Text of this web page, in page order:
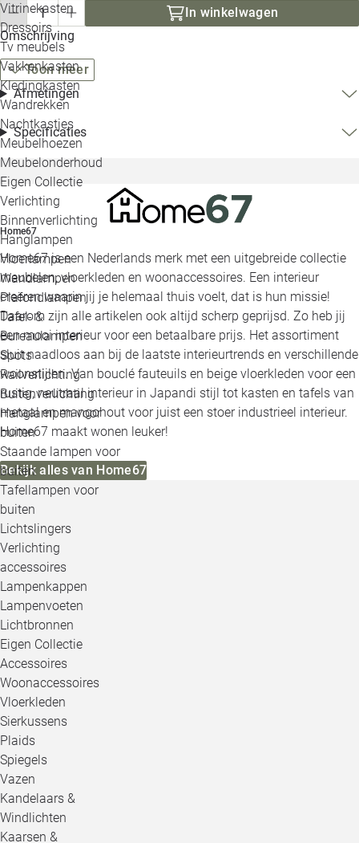
Vitrinekasten
Dressoirs
Tv meubels
Vakkenkasten
Kledingkasten
Wandrekken
Nachtkastjes
Meubelhoezen
Meubelonderhoud
Eigen Collectie
Verlichting
Binnenverlichting
Hanglampen
Vloerlampen
Wandlampen
Plafondlampen
Tafel- &
Bureaulampen
Spots
Railverlichting
Buitenverlichting
Hanglampen voor
buiten
Staande lampen voor
buiten
Tafellampen voor
buiten
Lichtslingers
Verlichting
accessoires
Lampenkappen
Lampenvoeten
Lichtbronnen
Eigen Collectie
Accessoires
Woonaccessoires
Vloerkleden
Sierkussens
Plaids
Spiegels
Vazen
Kandelaars &
Windlichten
Kaarsen &
In winkelwagen
Omschrijving
Toon meer
Afmetingen
Specificaties
Home67
Home67 is een Nederlands merk met een uitgebreide collectie
meubelen, vloerkleden en woonaccessoires. Een interieur
creëren waarin jij je helemaal thuis voelt, dat is hun missie!
Daarom zijn alle artikelen ook altijd scherp geprijsd. Zo heb jij
een mooi interieur voor een betaalbare prijs. Het assortiment
sluit naadloos aan bij de laatste interieurtrends en verschillende
woonstijlen. Van bouclé fauteuils en beige vloerkleden voor een
rustig, neutraal interieur in Japandi stijl tot kasten en tafels van
metaal en mangohout voor juist een stoer industrieel interieur.
Home67 maakt wonen leuker!
Bekijk alles van Home67